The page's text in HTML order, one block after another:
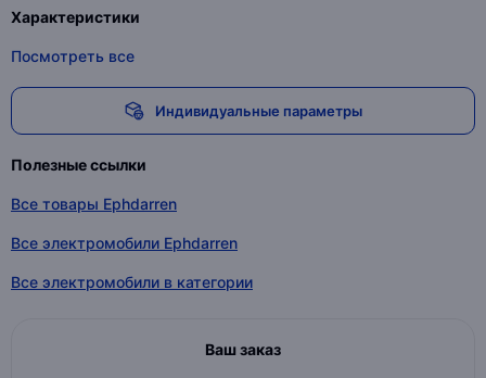
Характеристики
Посмотреть все
Индивидуальные параметры
Полезные ссылки
Все товары Ephdarren
Все электромобили Ephdarren
Все электромобили в категории
Ваш заказ